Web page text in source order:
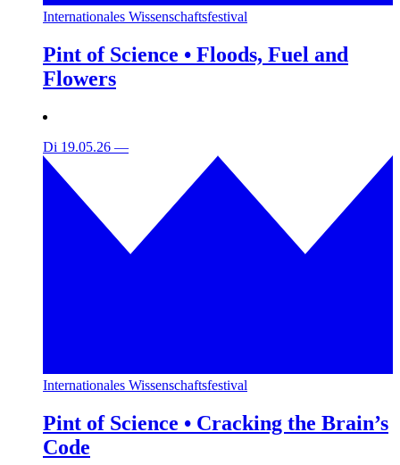
Internationales Wissenschaftsfestival
Pint of Science • Floods, Fuel and
Flowers
Di 19.05.26 —
Internationales Wissenschaftsfestival
Pint of Science • Cracking the Brain’s
Code